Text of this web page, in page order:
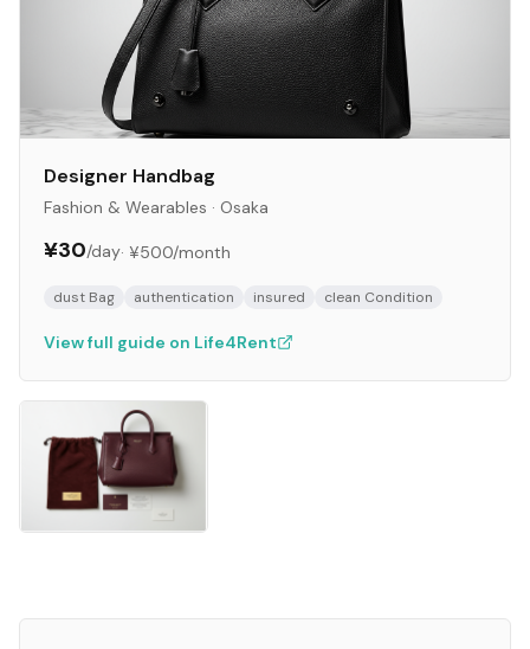
Designer Handbag
Fashion & Wearables · Osaka
¥30/day· ¥500/month
dust Bag authentication insured clean Condition
View full guide on Life4Rent